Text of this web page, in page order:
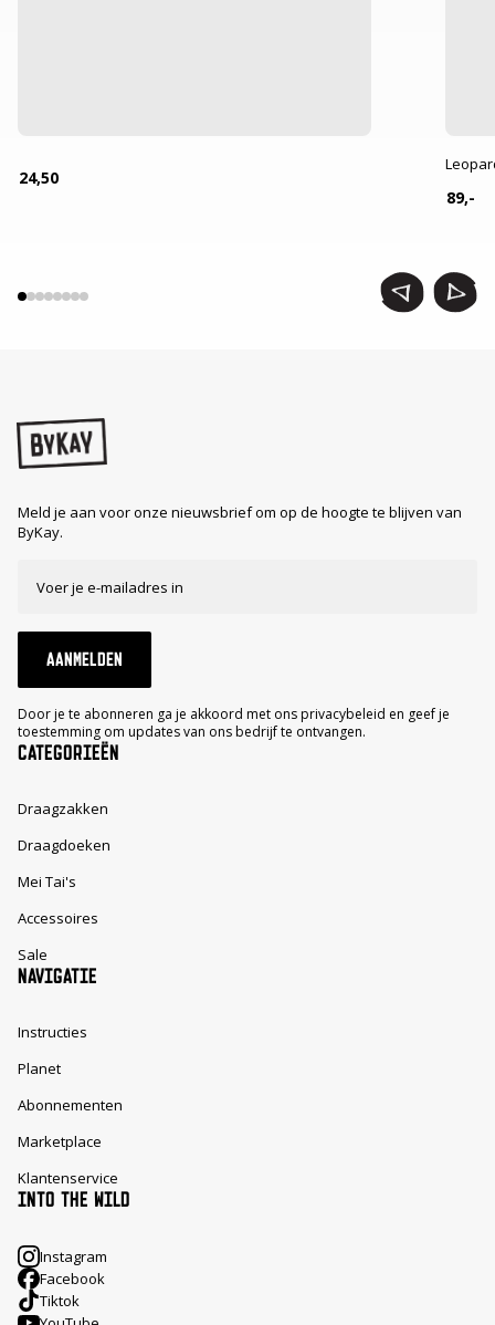
24,50
89,-
Meld je aan voor onze nieuwsbrief om op de hoogte te blijven van
ByKay.
AANMELDEN
Door je te abonneren ga je akkoord met ons privacybeleid en geef je
toestemming om updates van ons bedrijf te ontvangen.
CATEGORIEËN
Draagzakken
Draagdoeken
Mei Tai's
Accessoires
Sale
NAVIGATIE
Instructies
Planet
Abonnementen
Marketplace
Klantenservice
INTO THE WILD
Instagram
Facebook
Tiktok